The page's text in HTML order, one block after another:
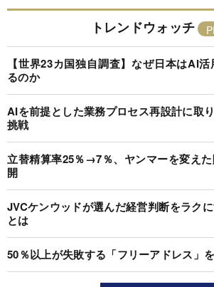
トレンドウォッチ
【世界23カ国独自調査】なぜ日本はAI
るのか
AIを前提とした業務プロセス再設計に取
挑戦
立替精算率25％→7％、ヤンマーを変え
開
JVCケンウッドが選んだ経営判断をラク
とは
50％以上が失敗する「フリーアドレス」